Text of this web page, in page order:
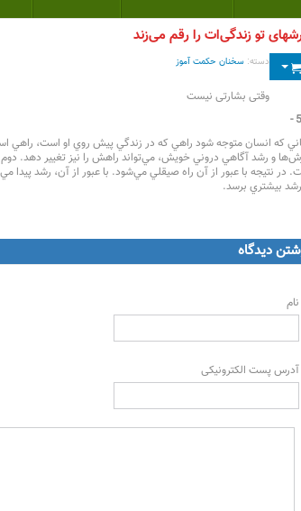
تو زندگی‌ات را رقم می‌زند
دسته: سخنان حکمت آموز
وقتی بشارتی نیست
كه انسان متوجه شود راهي كه در زندگي پيش روي او است، راهي
و رشد آگاهي دروني خويش، مي‌تواند راهش را نيز تغيير دهد.
در نتيجه با عبور از آن راه صيقلي مي‌شود. با عبور از آن، رشد پيدا
بيشتري برسد.
دیدگاه
نام
آدرس پست الکترونیکی